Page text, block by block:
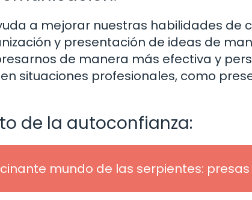
a mejorar nuestras habilidades de
y presentación de ideas de
de manera más efectiva y
situaciones profesionales, como
de la autoconfianza:
mundo de las serpientes: